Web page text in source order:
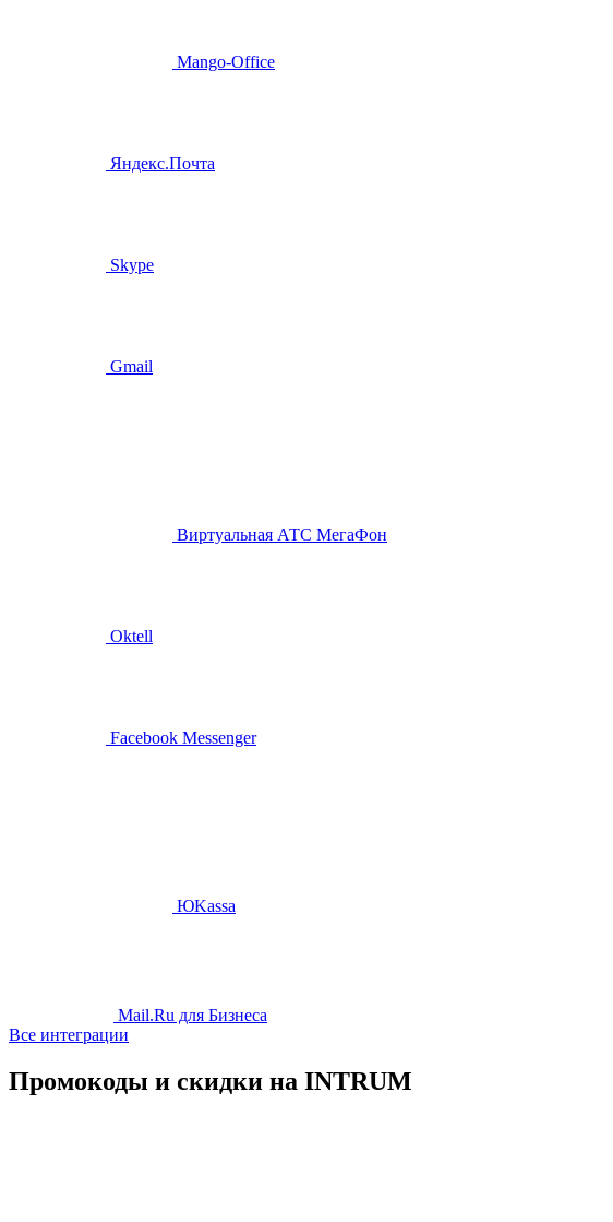
Mango-Office
Яндекс.Почта
Skype
Gmail
Виртуальная АТС МегаФон
Oktell
Facebook Messenger
ЮKassa
Mail.Ru для Бизнеса
Все интеграции
Промокоды и скидки на INTRUM